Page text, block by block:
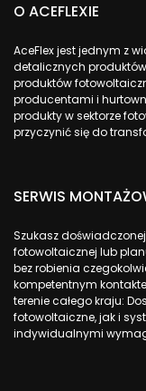
O ACEFLEXIE
AceFlex jest jednym z
detalicznych
produktów
producentami i
produkty w sektorze
przyczynić się do
SERWIS
Szukasz
fotowoltaicznej lub
bez robienia
kompetentnym
terenie całego kraju:
fotowoltaiczne, jak i
indywidualnymi